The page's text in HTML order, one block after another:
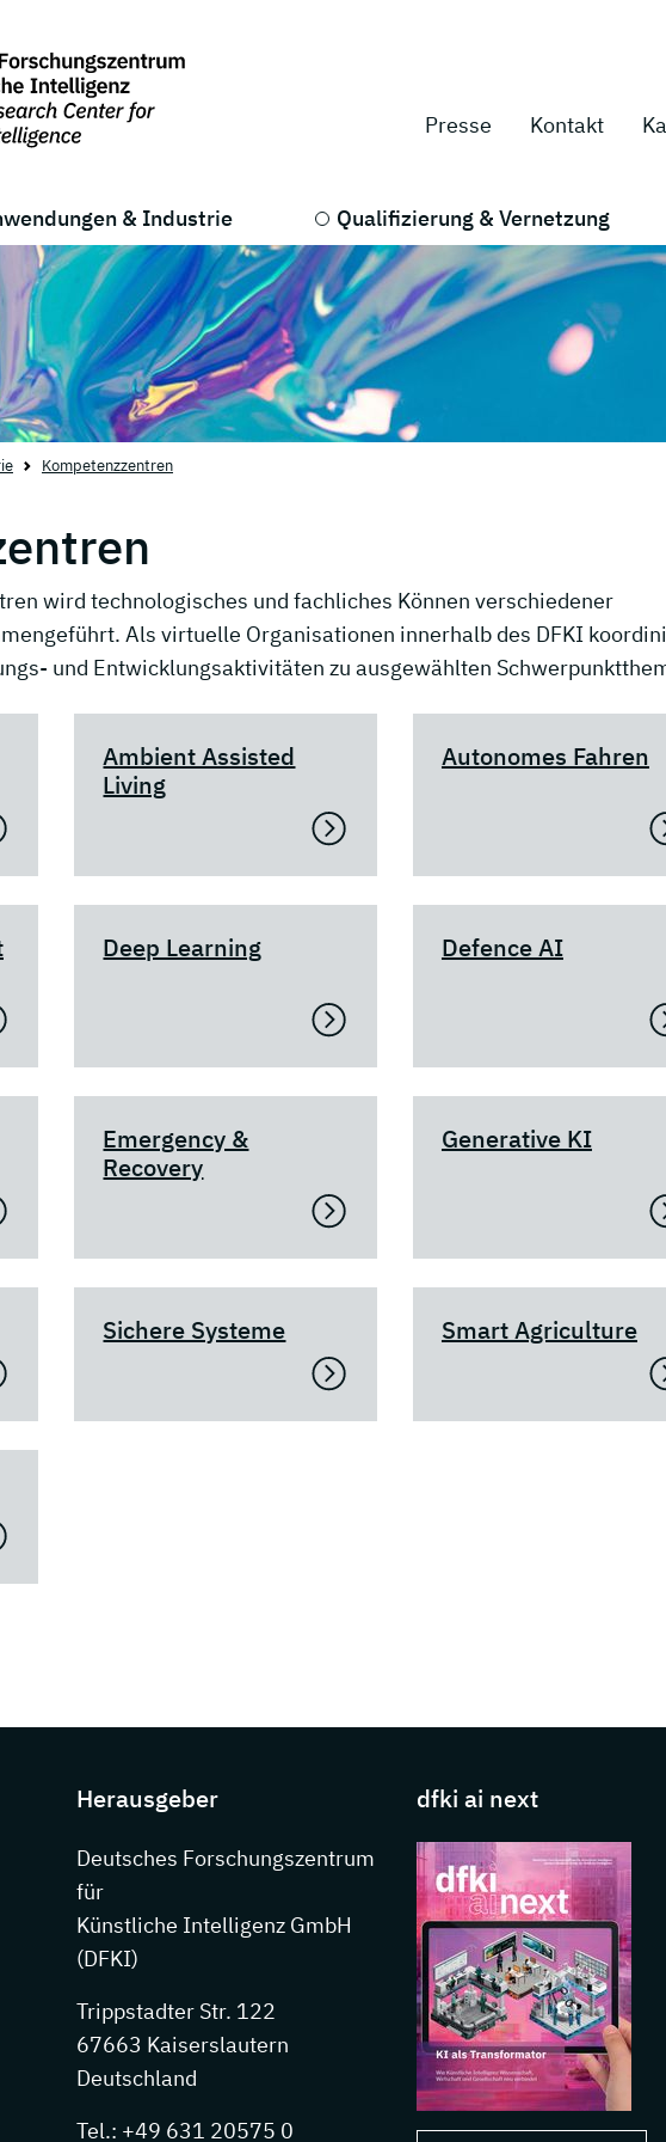
Presse Kontakt
& Industrie Qualifizierung & Vernetzung
Kompetenzzentren
wird technologisches und fachliches Können verschiedener
Als virtuelle Organisationen innerhalb des DFKI
und Entwicklungsaktivitäten zu ausgewählten
Ambient Assisted
Living
Autonomes Fahren
Deep Learning Defence AI
Emergency &
Recovery
Generative KI
Sichere Systeme Smart Agriculture
auf: Youtube
uns auf: LinkedIn
Herausgeber
Deutsches Forschungszentrum
für
Künstliche Intelligenz GmbH
(DFKI)
Trippstadter Str. 122
67663 Kaiserslautern
Deutschland
Tel.: +49 631 20575 0
dfki ai next